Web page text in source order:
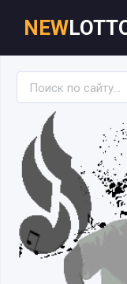
NEW